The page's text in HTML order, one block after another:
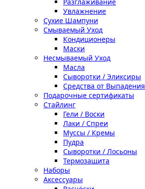
Увлажнение
Сухие Шампуни
Смываемый Уход
Кондиционеры
Маски
Несмываемый Уход
Масла
Сыворотки / Эликсиры
Средства от Выпадения
Подарочные сертификаты
Стайлинг
Гели / Воски
Лаки / Спреи
Муссы / Кремы
Пудра
Сыворотки / Лосьоны
Термозащита
Наборы
Аксессуары